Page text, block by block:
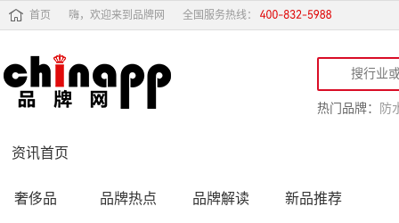
首页 嗨，欢迎来到品牌网 全国服务热线：
热门品牌： 防
资讯首页
奢侈品 品牌热点 品牌解读 新品推荐